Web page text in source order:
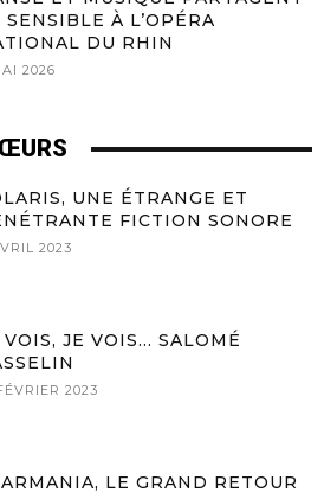
SENSIBLE À L’OPÉRA
DU RHIN
2026
UNE ÉTRANGE ET
FICTION SONORE
2023
VOIS, JE VOIS… SALOMÉ
2023
LE GRAND RETOUR